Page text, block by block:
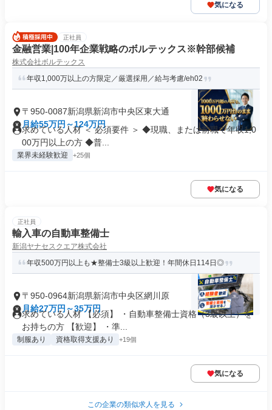
気になる
正社員
金融営業|100年企業戦略のボルテックス※幹部候補
株式会社ボルテックス
年収1,000万以上の方限定／厳選採用／給与考慮/eh02
〒950-0087新潟県新潟市中央区東大通
月給55万円～124万円
求めている人材 ＜ 必須要件 ＞ ◆現職、または前職で年収1,0
00万円以上の方 ◆普...
業界未経験歓迎 +25個
気になる
正社員
輸入車の自動車整備士
新潟ヤナセスクエア株式会社
年収500万円以上も★整備士3級以上歓迎！年間休日114日◎
〒950-0964新潟県新潟市中央区網川原
月給27万円～35万円
求めている人材 【必須】 ・自動車整備士資格（3級以上）を
お持ちの方 【歓迎】 ・準...
制服あり 資格取得支援あり +19個
気になる
この企業の類似求人を見る